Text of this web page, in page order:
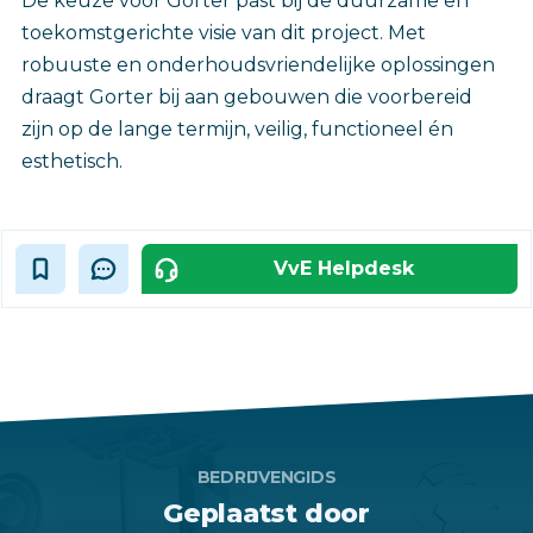
toekomstgerichte visie van dit project. Met
robuuste en onderhoudsvriendelijke oplossingen
draagt Gorter bij aan gebouwen die voorbereid
zijn op de lange termijn, veilig, functioneel én
esthetisch.‎
VvE Helpdesk
BEDRIJVENGIDS
Geplaatst door